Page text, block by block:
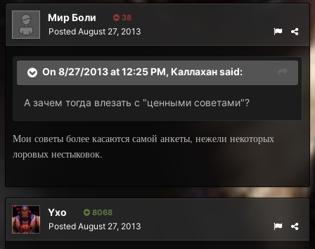
Мир Боли 38
Posted August 27, 2013
On 8/27/2013 at 12:25 PM, Каллахан said:
А зачем тогда влезать с "ценными советами"?
Мои советы более касаются самой анкеты, нежели некоторых
лоровых нестыковок.
Yxo 8068
Posted August 27, 2013